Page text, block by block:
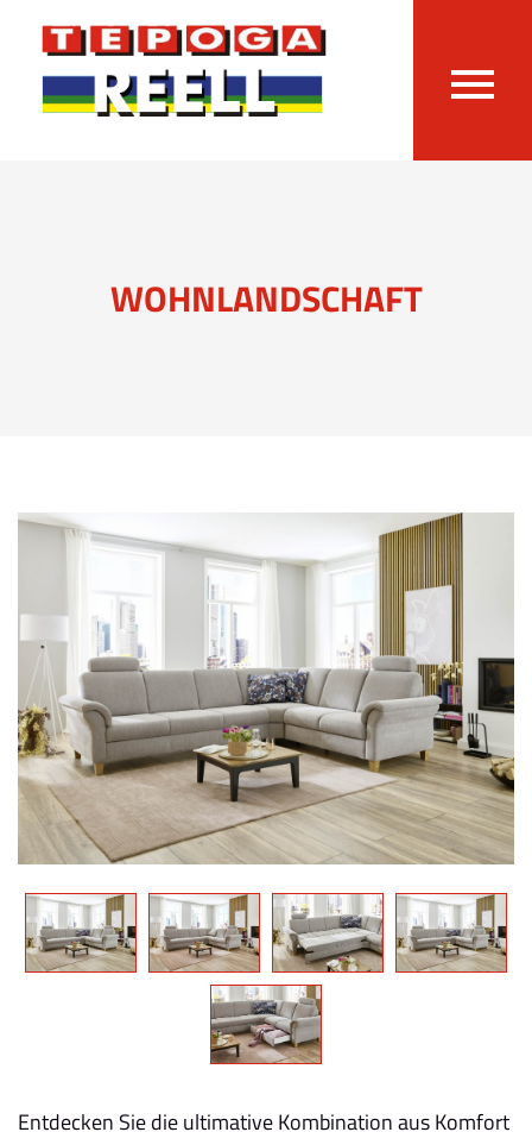
WOHNLANDSCHAFT
Entdecken Sie die ultimative Kombination aus Komfort